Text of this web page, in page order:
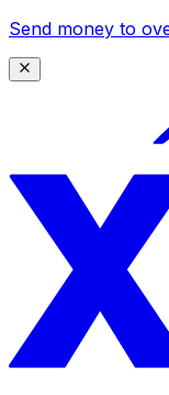
Send money to